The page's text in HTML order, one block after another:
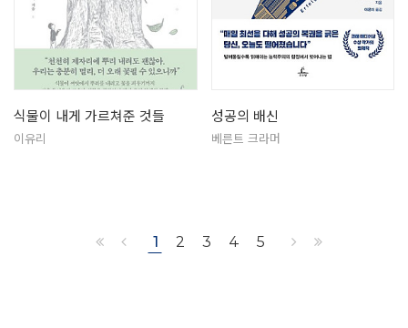
식물이 내게 가르쳐준 것들
이유리
성공의 배신
베른트 크라머
1 2 3 4 5